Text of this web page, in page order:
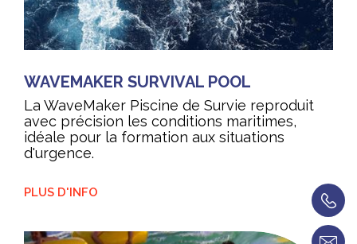
WAVEMAKER SURVIVAL POOL
La WaveMaker Piscine de Survie reproduit
avec précision les conditions maritimes,
idéale pour la formation aux situations
d'urgence.
PLUS D'INFO